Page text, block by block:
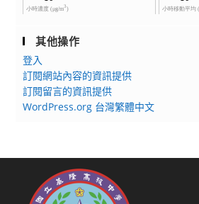
其他操作
登入
訂閱網站內容的資訊提供
訂閱留言的資訊提供
WordPress.org 台灣繁體中文